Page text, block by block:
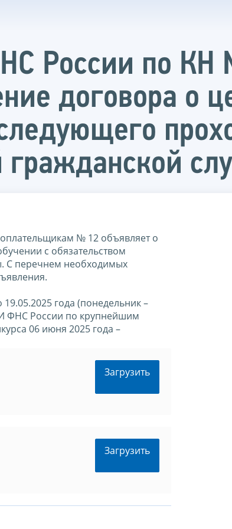
России по КН
договора о
гражданской
№ 12 объявляет о
с обязательством
С перечнем необходимых
года (понедельник –
ФНС России по крупнейшим
06 июня 2025 года –
Загрузить
Загрузить